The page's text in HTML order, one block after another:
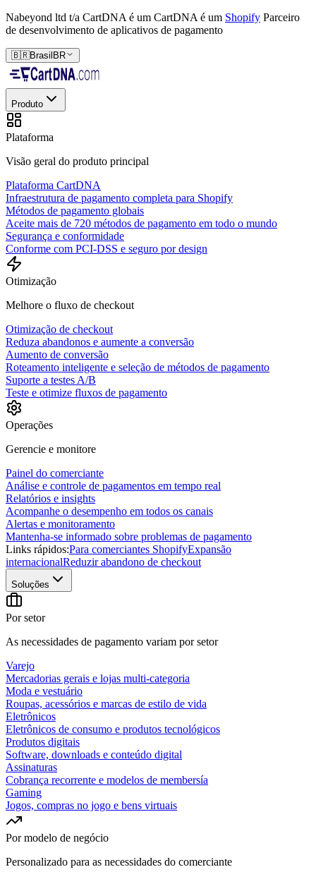
Nabeyond ltd t/a CartDNA é um CartDNA é um Shopify Parceiro
de desenvolvimento de aplicativos de pagamento
🇧🇷Brasil BR
Produto
Plataforma
Visão geral do produto principal
Plataforma CartDNA
Infraestrutura de pagamento completa para Shopify
Métodos de pagamento globais
Aceite mais de 720 métodos de pagamento em todo o mundo
Segurança e conformidade
Conforme com PCI-DSS e seguro por design
Otimização
Melhore o fluxo de checkout
Otimização de checkout
Reduza abandonos e aumente a conversão
Aumento de conversão
Roteamento inteligente e seleção de métodos de pagamento
Suporte a testes A/B
Teste e otimize fluxos de pagamento
Operações
Gerencie e monitore
Painel do comerciante
Análise e controle de pagamentos em tempo real
Relatórios e insights
Acompanhe o desempenho em todos os canais
Alertas e monitoramento
Mantenha-se informado sobre problemas de pagamento
Links rápidos:Para comerciantes ShopifyExpansão
internacionalReduzir abandono de checkout
Soluções
Por setor
As necessidades de pagamento variam por setor
Varejo
Mercadorias gerais e lojas multi-categoria
Moda e vestuário
Roupas, acessórios e marcas de estilo de vida
Eletrônicos
Eletrônicos de consumo e produtos tecnológicos
Produtos digitais
Software, downloads e conteúdo digital
Assinaturas
Cobrança recorrente e modelos de membersía
Gaming
Jogos, compras no jogo e bens virtuais
Por modelo de negócio
Personalizado para as necessidades do comerciante